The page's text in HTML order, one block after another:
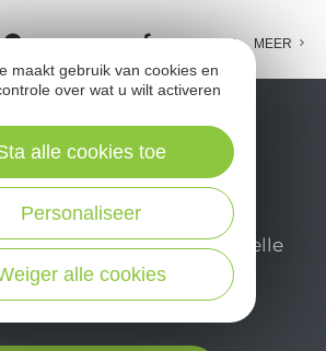
MESSENGER FACEBOOK MEER
notre newsletter mensuelle
inspirer pour profiter
séjour en Aveyron.
maakt gebruik van cookies en
over wat u wilt activeren
alle cookies
Personaliseer
alle cookies toe